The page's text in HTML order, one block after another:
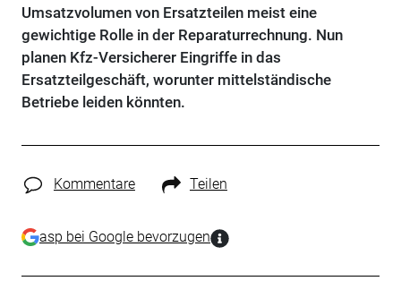
Umsatzvolumen von Ersatzteilen meist eine
gewichtige Rolle in der Reparaturrechnung. Nun
planen Kfz-Versicherer Eingriffe in das
Ersatzteilgeschäft, worunter mittelständische
Betriebe leiden könnten.
Kommentare Teilen
asp bei Google bevorzugen